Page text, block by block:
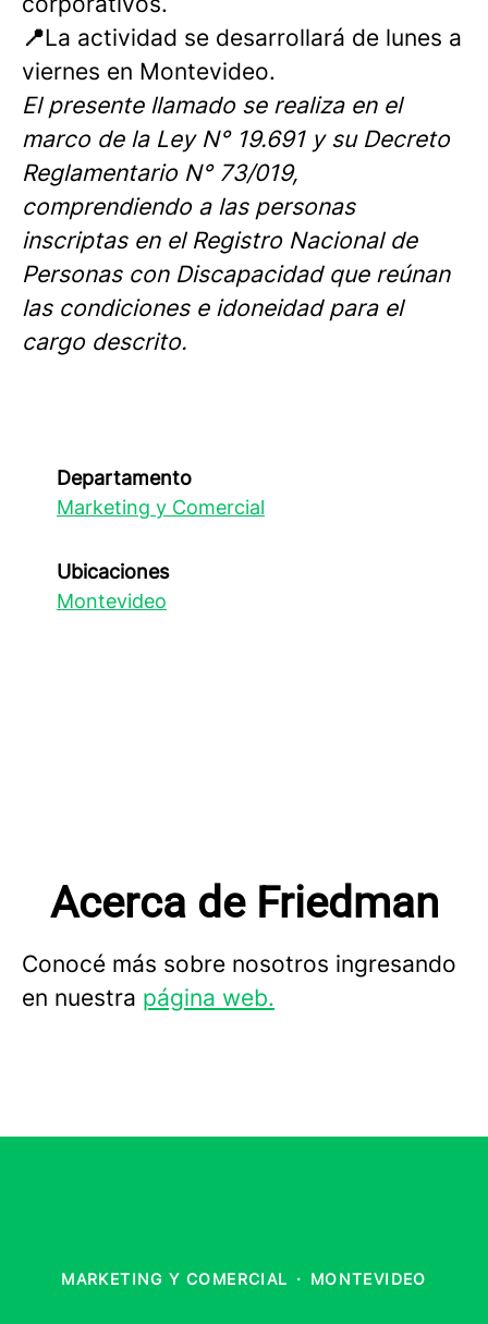
📍La actividad se desarrollará de lunes a
viernes en Montevideo.
El presente llamado se realiza en el
marco de la Ley N° 19.691 y su Decreto
Reglamentario N° 73/019,
comprendiendo a las personas
inscriptas en el Registro Nacional de
Personas con Discapacidad que reúnan
las condiciones e idoneidad para el
cargo descrito.
Departamento
Marketing y Comercial
Ubicaciones
Montevideo
Acerca de Friedman
Conocé más sobre nosotros ingresando
en nuestra página web.
MARKETING Y COMERCIAL · MONTEVIDEO